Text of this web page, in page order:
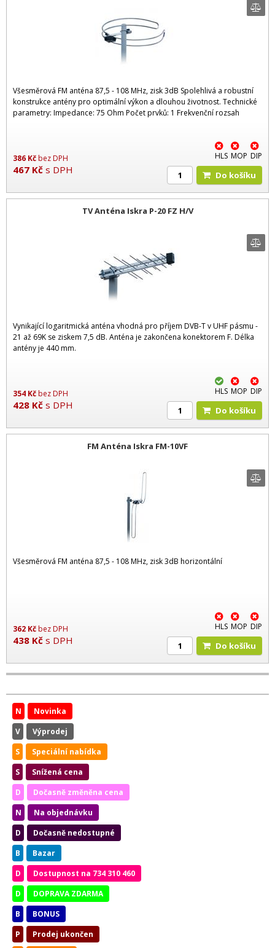
Všesměrová FM anténa 87,5 - 108 MHz, zisk 3dB Spolehlivá a robustní
konstrukce antény pro optimální výkon a dlouhou životnost. Technické
parametry: Impedance: 75 Ohm Počet prvků: 1 Frekvenční rozsah
386 Kčbez DPH
467 Kč s DPH
HLS MOP DIP
Do košíku
TV Anténa Iskra P-20 FZ H/V
Vynikající logaritmická anténa vhodná pro příjem DVB-T v UHF pásmu -
21 až 69K se ziskem 7,5 dB. Anténa je zakončena konektorem F. Délka
antény je 440 mm.
354 Kčbez DPH
428 Kč s DPH
HLS MOP DIP
Do košíku
FM Anténa Iskra FM-10VF
Všesměrová FM anténa 87,5 - 108 MHz, zisk 3dB horizontální
362 Kčbez DPH
438 Kč s DPH
HLS MOP DIP
Do košíku
N
Novinka
V
Výprodej
S
Speciální nabídka
S
Snížená cena
D
Dočasně změněna cena
N
Na objednávku
D
Dočasně nedostupné
B
Bazar
D
Dostupnost na 734 310 460
D
DOPRAVA ZDARMA
B
BONUS
P
Prodej ukončen